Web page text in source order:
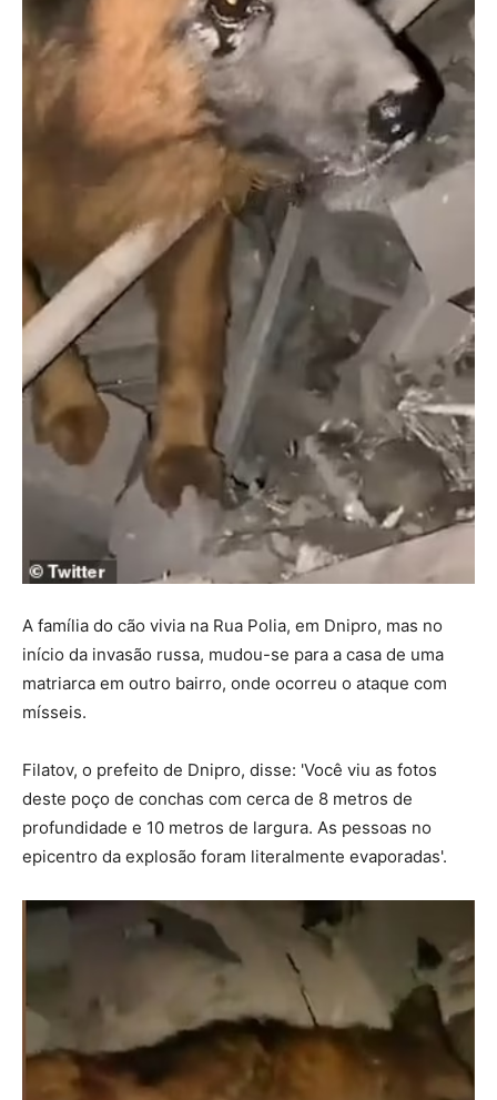
A família do cão vivia na Rua Polia, em Dnipro, mas no
início da invasão russa, mudou-se para a casa de uma
matriarca em outro bairro, onde ocorreu o ataque com
mísseis.
Filatov, o prefeito de Dnipro, disse: 'Você viu as fotos
deste poço de conchas com cerca de 8 metros de
profundidade e 10 metros de largura. As pessoas no
epicentro da explosão foram literalmente evaporadas'.